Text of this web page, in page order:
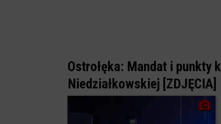
Ostrołęka: Mandat i punkty
Niedziałkowskiej [ZDJĘCIA]